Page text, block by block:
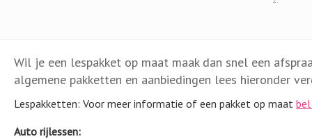
Wil je een lespakket op maat maak dan snel een
algemene pakketten en aanbiedingen lees hieronder
Lespakketten: Voor meer informatie of een pakket op maat
Auto rijlessen: